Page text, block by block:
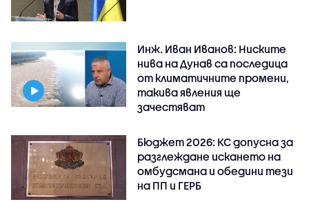
Инж. Иван Иванов: Ниските
нива на Дунав са последица
от климатичните промени,
такива явления ще
зачестяват
Бюджет 2026: КС допусна за
разглеждане искането на
омбудсмана и обедини тези
на ПП и ГЕРБ